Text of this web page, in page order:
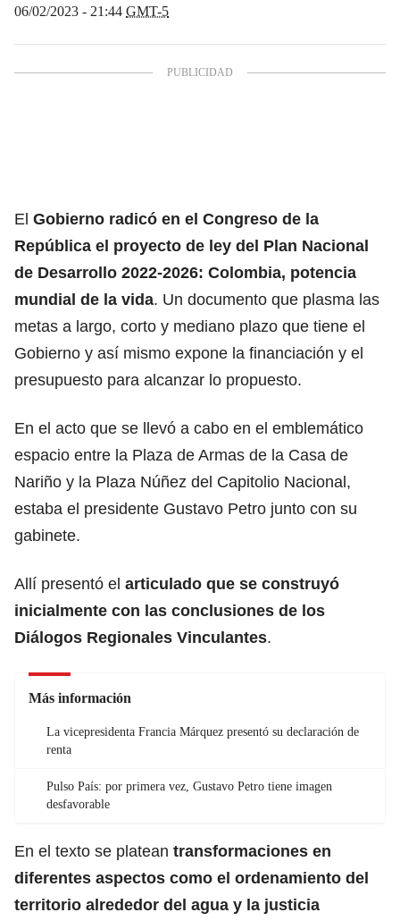
06/02/2023 - 21:44 GMT-5
El Gobierno radicó en el Congreso de la
República el proyecto de ley del Plan Nacional
de Desarrollo 2022-2026: Colombia, potencia
mundial de la vida. Un documento que plasma las
metas a largo, corto y mediano plazo que tiene el
Gobierno y así mismo expone la financiación y el
presupuesto para alcanzar lo propuesto.
En el acto que se llevó a cabo en el emblemático
espacio entre la Plaza de Armas de la Casa de
Nariño y la Plaza Núñez del Capitolio Nacional,
estaba el presidente Gustavo Petro junto con su
gabinete.
Allí presentó el articulado que se construyó
inicialmente con las conclusiones de los
Diálogos Regionales Vinculantes.
Más información
La vicepresidenta Francia Márquez presentó su declaración de
renta
Pulso País: por primera vez, Gustavo Petro tiene imagen
desfavorable
En el texto se platean transformaciones en
diferentes aspectos como el ordenamiento del
territorio alrededor del agua y la justicia